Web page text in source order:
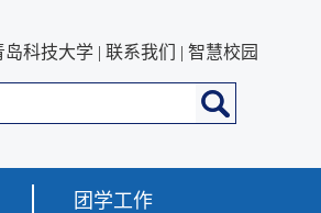
岛科技大学 | 联系我们 | 智慧校园
团学工作